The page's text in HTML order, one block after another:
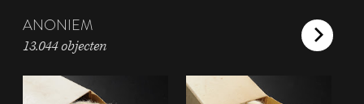
ANONIEM
13.044 objecten